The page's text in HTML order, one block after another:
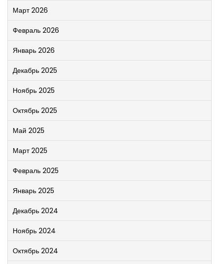
Март 2026
Февраль 2026
Январь 2026
Декабрь 2025
Ноябрь 2025
Октябрь 2025
Май 2025
Март 2025
Февраль 2025
Январь 2025
Декабрь 2024
Ноябрь 2024
Октябрь 2024